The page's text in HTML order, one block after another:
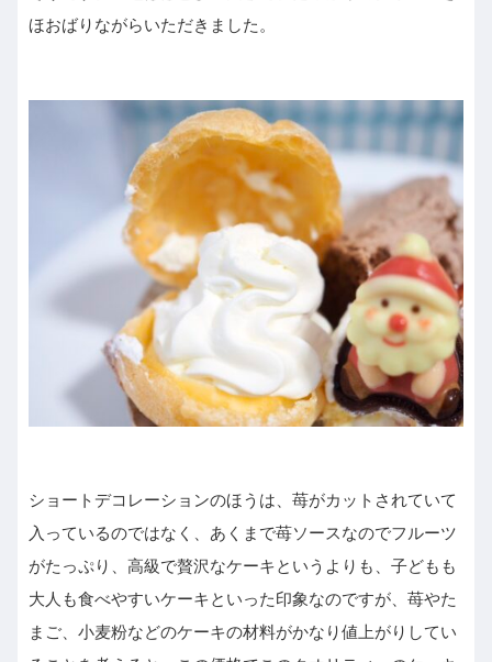
ほおばりながらいただきました。
ショートデコレーションのほうは、苺がカットされていて
入っているのではなく、あくまで苺ソースなのでフルーツ
がたっぷり、高級で贅沢なケーキというよりも、子どもも
大人も食べやすいケーキといった印象なのですが、苺やた
まご、小麦粉などのケーキの材料がかなり値上がりしてい